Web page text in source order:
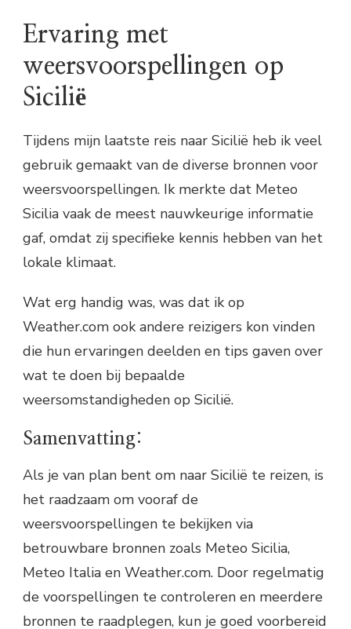
Ervaring met
weersvoorspellingen op
Sicilië
Tijdens mijn laatste reis naar Sicilië heb ik veel
gebruik gemaakt van de diverse bronnen voor
weersvoorspellingen. Ik merkte dat Meteo
Sicilia vaak de meest nauwkeurige informatie
gaf, omdat zij specifieke kennis hebben van het
lokale klimaat.
Wat erg handig was, was dat ik op
Weather.com ook andere reizigers kon vinden
die hun ervaringen deelden en tips gaven over
wat te doen bij bepaalde
weersomstandigheden op Sicilië.
Samenvatting:
Als je van plan bent om naar Sicilië te reizen, is
het raadzaam om vooraf de
weersvoorspellingen te bekijken via
betrouwbare bronnen zoals Meteo Sicilia,
Meteo Italia en Weather.com. Door regelmatig
de voorspellingen te controleren en meerdere
bronnen te raadplegen, kun je goed voorbereid